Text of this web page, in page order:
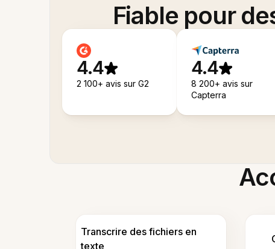
Fiable pour
4.4
2 100+ avis sur G2
4.4
8 200+ avis sur
Capterra
Transcrire des fichiers en
texte